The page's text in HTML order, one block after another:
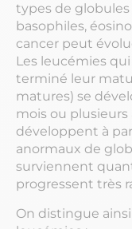
types de
basophiles,
cancer peut
Les leucémies
terminé leur
matures) se
mois ou plusieurs
développent à
anormaux de
surviennent
progressent très
On distingue